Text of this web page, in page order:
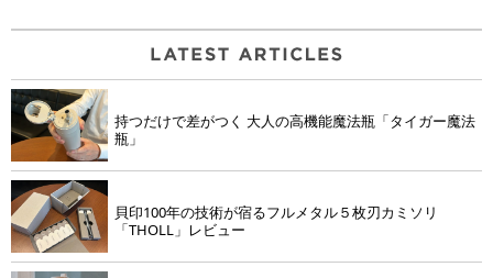
持つだけで差がつく 大人の高機能魔法瓶「タイガー魔法
瓶」
貝印100年の技術が宿るフルメタル５枚刃カミソリ
「THOLL」レビュー